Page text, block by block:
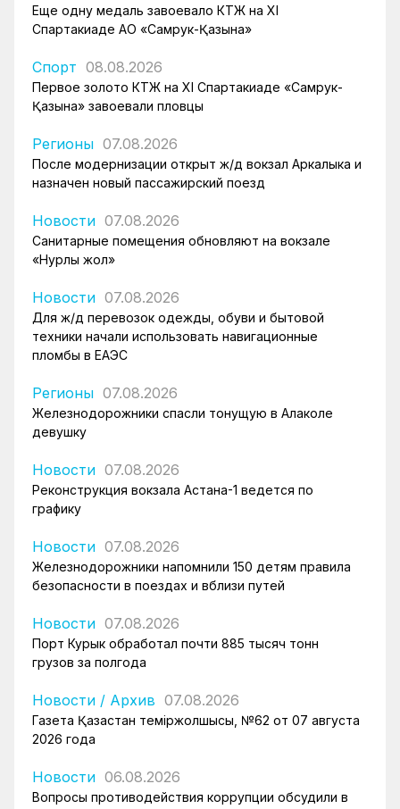
Еще одну медаль завоевало КТЖ на XI
Спартакиаде АО «Самрук-Қазына»
Спорт 08.08.2026
Первое золото КТЖ на XI Спартакиаде «Самрук-
Қазына» завоевали пловцы
Регионы 07.08.2026
После модернизации открыт ж/д вокзал Аркалыка и
назначен новый пассажирский поезд
Новости 07.08.2026
Санитарные помещения обновляют на вокзале
«Нурлы жол»
Новости 07.08.2026
Для ж/д перевозок одежды, обуви и бытовой
техники начали использовать навигационные
пломбы в ЕАЭС
Регионы 07.08.2026
Железнодорожники спасли тонущую в Алаколе
девушку
Новости 07.08.2026
Реконструкция вокзала Астана-1 ведется по
графику
Новости 07.08.2026
Железнодорожники напомнили 150 детям правила
безопасности в поездах и вблизи путей
Новости 07.08.2026
Порт Курык обработал почти 885 тысяч тонн
грузов за полгода
Новости / Архив 07.08.2026
Газета Қазақстан теміржолшысы, №62 от 07 августа
2026 года
Новости 06.08.2026
Вопросы противодействия коррупции обсудили в